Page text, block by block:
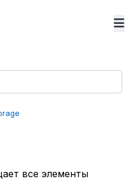
все элементы